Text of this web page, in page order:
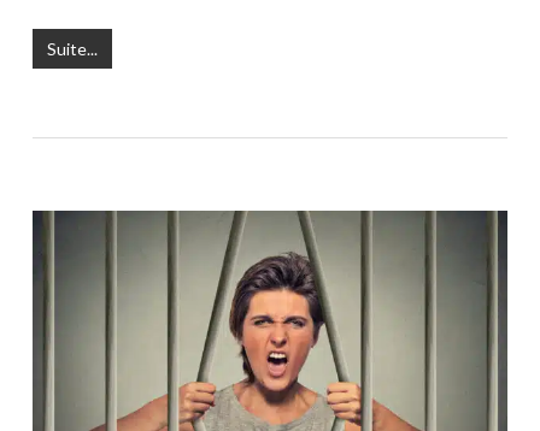
Suite...